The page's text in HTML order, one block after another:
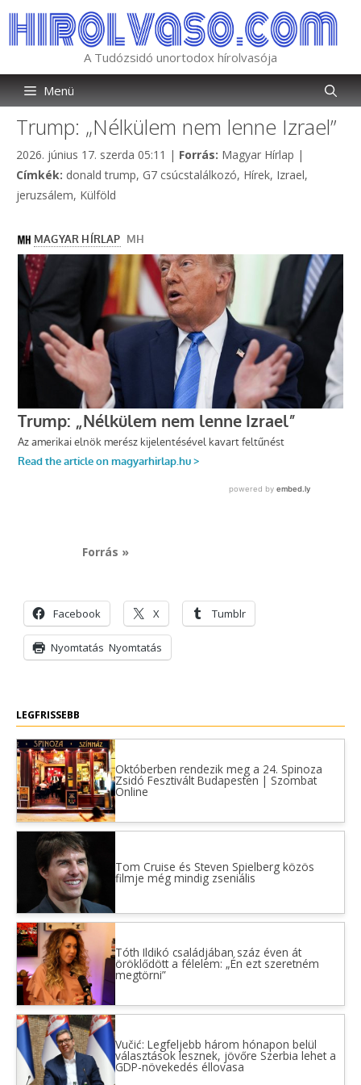
tartalomba
A Tudózsidó unortodox hírolvasója
Menü
Trump: „Nélkülem nem lenne Izrael”
2026. június 17. szerda 05:11 | Forrás: Kategória
Magyar Hírlap |
Címkék: Címkék
donald trump, G7 csúcstalálkozó, Hírek, Izrael,
jeruzsálem, Külföld
Forrás »
Facebook X Tumblr
Nyomtatás Nyomtatás
LEGFRISSEBB
Októberben rendezik meg a 24. Spinoza
Zsidó Fesztivált Budapesten | Szombat
Online
Tom Cruise és Steven Spielberg közös
filmje még mindig zseniális
Tóth Ildikó családjában száz éven át
öröklődött a félelem: „Én ezt szeretném
megtörni”
Vučić: Legfeljebb három hónapon belül
választások lesznek, jövőre Szerbia lehet a
GDP-növekedés éllovasa